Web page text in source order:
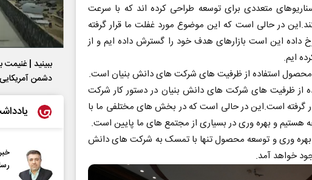
متعددی برای توسعه طراحی کرده اند که با سرعت
در حالی است که این موضوع مورد غفلت ما قرار گرفته
داده این است بازارهای هدف خود را گسترش داده ایم و از
ایم.
محصول استفاده از ظرفیت های شرکت های دانش بنیان است.
از ظرفیت های شرکت های دانش بنیان در دستور کار شرکت
گرفته است.این در حالی است که در بخش های مختلفی ما با
هستیم و بهره وری در بسیاری از مجتمع های ما پایین است.
وری و توسعه محصول تنها با تمسک به شرکت های دانش
خواهد آمد.
ببینید | غنیمت
دشمن آمریکایی
تهدیدات کوتاه‏‌مدت و
خلاف واقع آمریکا
خبرنگار، محور پویایی و اعتبار
رسانه